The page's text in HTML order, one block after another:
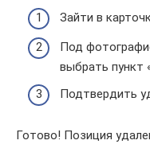
Зайти в
Под
выбрать пункт
Подтвердить
Готово! Позиция